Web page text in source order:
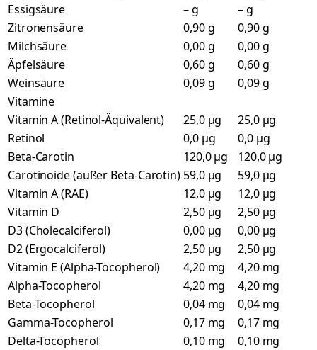
Essigsäure
– g
– g
Zitronensäure
0,90 g
0,90 g
Milchsäure
0,00 g
0,00 g
Äpfelsäure
0,60 g
0,60 g
Weinsäure
0,09 g
0,09 g
Vitamine
Vitamin A (Retinol-Äquivalent)
25,0 µg
25,0 µg
Retinol
0,0 µg
0,0 µg
Beta-Carotin
120,0 µg
120,0 µg
Carotinoide (außer Beta-Carotin) 59,0 µg
59,0 µg
Vitamin A (RAE)
12,0 µg
12,0 µg
Vitamin D
2,50 µg
2,50 µg
D3 (Cholecalciferol)
0,00 µg
0,00 µg
D2 (Ergocalciferol)
2,50 µg
2,50 µg
Vitamin E (Alpha-Tocopherol)
4,20 mg
4,20 mg
Alpha-Tocopherol
4,20 mg
4,20 mg
Beta-Tocopherol
0,04 mg
0,04 mg
Gamma-Tocopherol
0,17 mg
0,17 mg
Delta-Tocopherol
0,10 mg
0,10 mg